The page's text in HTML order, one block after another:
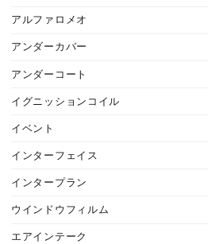
アルファロメオ
アンダーカバー
アンダーコート
イグニッションコイル
イベント
インターフェイス
インタープラン
ウインドウフィルム
エアインテーク